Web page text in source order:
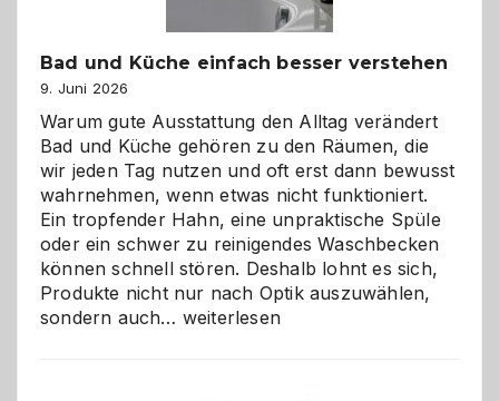
Bad und Küche einfach besser verstehen
9. Juni 2026
Warum gute Ausstattung den Alltag verändert
Bad und Küche gehören zu den Räumen, die
wir jeden Tag nutzen und oft erst dann bewusst
wahrnehmen, wenn etwas nicht funktioniert.
Ein tropfender Hahn, eine unpraktische Spüle
oder ein schwer zu reinigendes Waschbecken
können schnell stören. Deshalb lohnt es sich,
Produkte nicht nur nach Optik auszuwählen,
sondern auch… Bad
weiterlesen